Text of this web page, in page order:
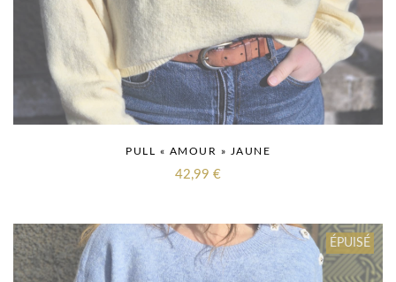
PULL « AMOUR » JAUNE
42,99 €
ÉPUISÉ